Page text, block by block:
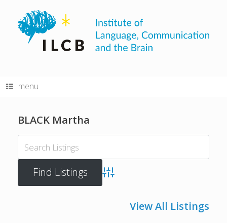
content
menu
BLACK Martha
Advanced Search
View All Listings